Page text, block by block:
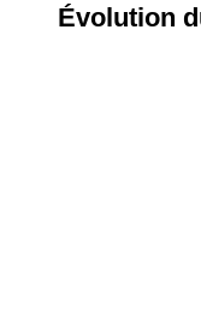
Évolution